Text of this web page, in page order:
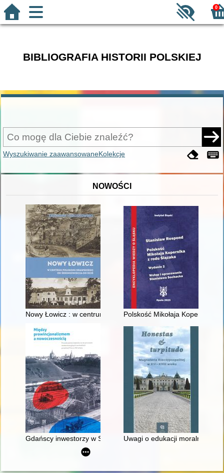
0
BIBLIOGRAFIA HISTORII POLSKIEJ
Wyszukiwanie zaawansowaneKolekcje
NOWOŚCI
Nowy Łowicz : w centrum poligonu drawskiego od
Polskość Mikołaja Kopernika z
Gdańscy inwestorzy w Sopocie : prestiż finansowy i
Uwagi o edukacji moralnej